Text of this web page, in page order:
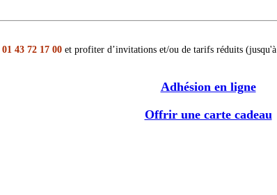
01 43 72 17 00 et profiter d’invitations et/ou de tarifs réduits (jusqu'à
Adhésion en ligne
Offrir une carte cadeau